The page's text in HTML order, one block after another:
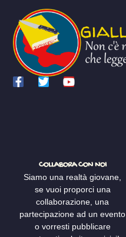
COLLABORA CON NOI
Siamo una realtà giovane,
se vuoi proporci una
collaborazione, una
partecipazione ad un evento
o vorresti pubblicare